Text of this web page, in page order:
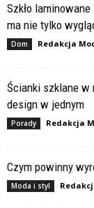
Szkło
ma nie tylko
Dom Redakcja
Ścianki szklane
design w jednym
Porady Redakcja
Czym powinny
Moda i styl